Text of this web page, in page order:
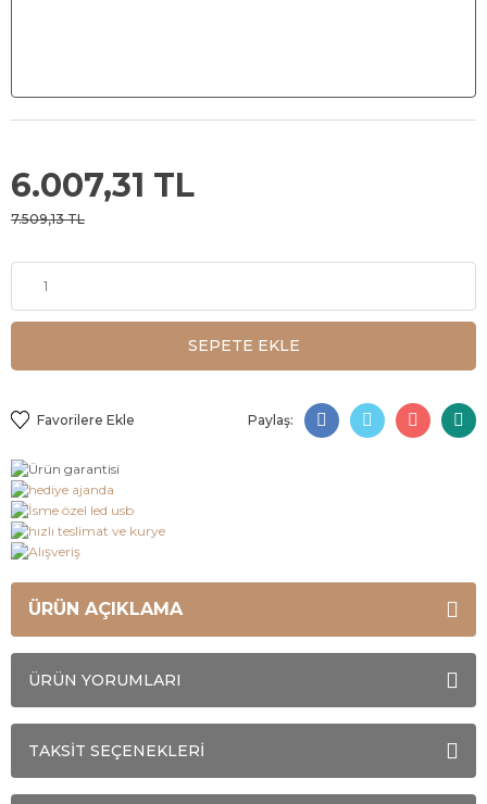
6.007,31 TL
7.509,13 TL
SEPETE EKLE
Paylaş:
ÜRÜN AÇIKLAMA
ÜRÜN YORUMLARI
TAKSİT SEÇENEKLERİ